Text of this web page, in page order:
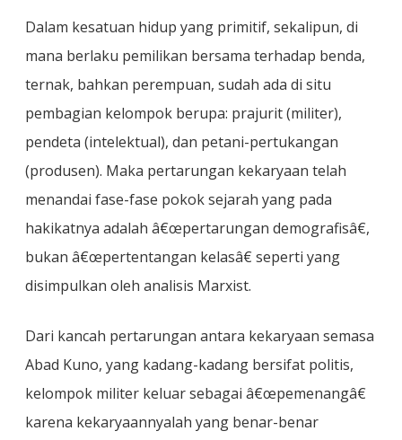
Dalam kesatuan hidup yang primitif, sekalipun, di
mana berlaku pemilikan bersama terhadap benda,
ternak, bahkan perempuan, sudah ada di situ
pembagian kelompok berupa: prajurit (militer),
pendeta (intelektual), dan petani-pertukangan
(produsen). Maka pertarungan kekaryaan telah
menandai fase-fase pokok sejarah yang pada
hakikatnya adalah â€œpertarungan demografisâ€,
bukan â€œpertentangan kelasâ€ seperti yang
disimpulkan oleh analisis Marxist.
Dari kancah pertarungan antara kekaryaan semasa
Abad Kuno, yang kadang-kadang bersifat politis,
kelompok militer keluar sebagai â€œpemenangâ€
karena kekaryaannyalah yang benar-benar